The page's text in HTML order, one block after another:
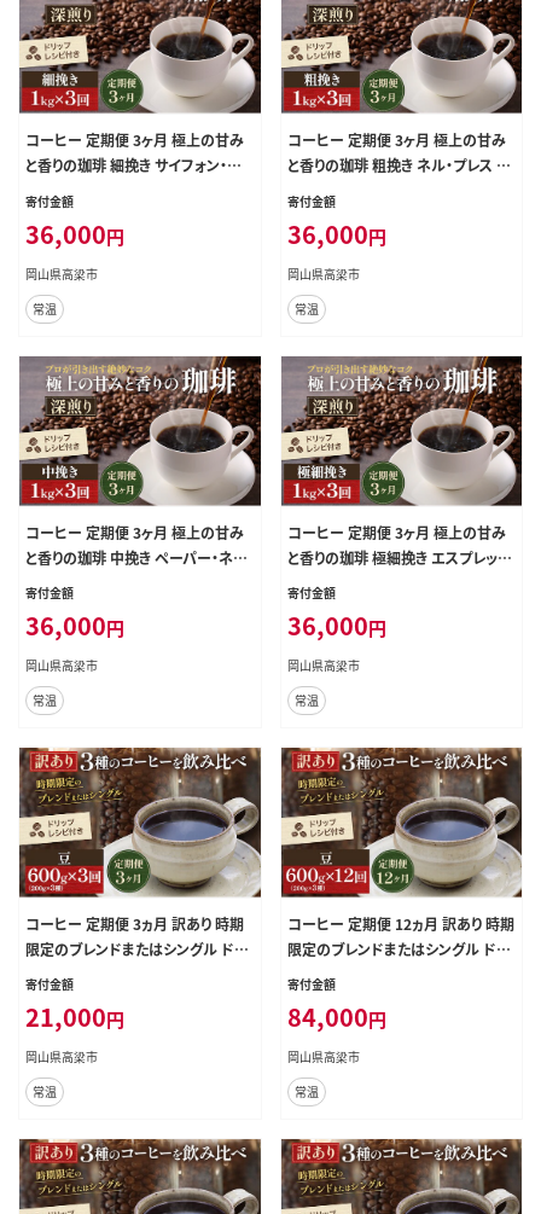
コーヒー 定期便 3ヶ月 極上の甘み
と香りの珈琲 細挽き サイフォン・イブ
リック 1kg 珈琲ドリップのレシピ付
コーヒー 焙煎 深煎り 飲料 飲み物
ドリンク 定期 3回
寄付金額
36,000円
岡山県高梁市
常温
コーヒー 定期便 3ヶ月 極上の甘み
と香りの珈琲 粗挽き ネル・プレス 1k
g 珈琲ドリップのレシピ付き コーヒ
焙煎 深煎り 飲料 飲み物 ドリンク 定
期 3回
寄付金額
36,000円
岡山県高梁市
常温
コーヒー 定期便 3ヶ月 極上の甘み
と香りの珈琲 中挽き ペーパー・ネル
1kg 珈琲ドリップのレシピ付き コー
焙煎 深煎り 飲料 飲み物 ドリンク 定
期 3回
寄付金額
36,000円
岡山県高梁市
常温
コーヒー 定期便 3ヶ月 極上の甘み
と香りの珈琲 極細挽き エスプレッソ
1kg 珈琲ドリップのレシピ付き コー
焙煎 深煎り 飲料 飲み物 ドリンク 定
期 3回
寄付金額
36,000円
岡山県高梁市
常温
コーヒー 定期便 3ヵ月 訳あり 時期
限定のブレンドまたはシングル ドリ
ップコーヒー 200g×3種 コーヒー
詰め合わせ 焙煎 深煎り 飲み物 ドリ
ンク 定期 3回
寄付金額
21,000円
岡山県高梁市
常温
コーヒー 定期便 12ヵ月 訳あり 時期
限定のブレンドまたはシングル ドリ
ップコーヒー 200g×3種 コーヒー
詰め合わせ 焙煎 深煎り 飲み物 ドリ
ンク 定期 12回
寄付金額
84,000円
岡山県高梁市
常温